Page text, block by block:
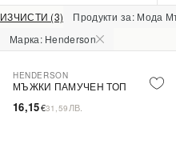
ИЗЧИСТИ (3) Продукти за: Мода
Марка: Henderson
PLUS SIZE
HENDERSON
МЪЖКИ ПАМУЧЕН ТОП
16,15€31,59 ЛВ.